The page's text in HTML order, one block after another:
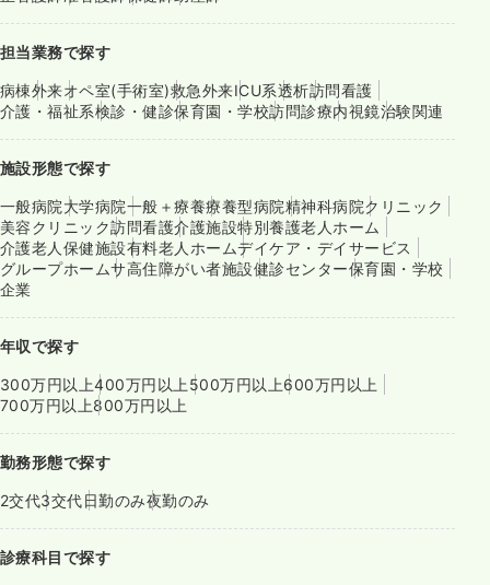
担当業務で探す
病棟外来オペ室(手術室)救急外来ICU系透析訪問看護
介護・福祉系検診・健診保育園・学校訪問診療内視鏡治験関連
施設形態で探す
一般病院大学病院一般＋療養療養型病院精神科病院クリニック
美容クリニック訪問看護介護施設特別養護老人ホーム
介護老人保健施設有料老人ホームデイケア・デイサービス
グループホームサ高住障がい者施設健診センター保育園・学校
企業
年収で探す
300万円以上400万円以上 500万円以上600万円以上
700万円以上800万円以上
勤務形態で探す
2交代3交代日勤のみ夜勤のみ
診療科目で探す